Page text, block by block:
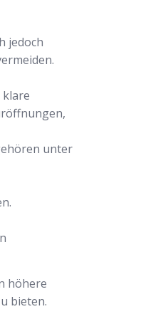
jedoch
unter
höhere
bieten.